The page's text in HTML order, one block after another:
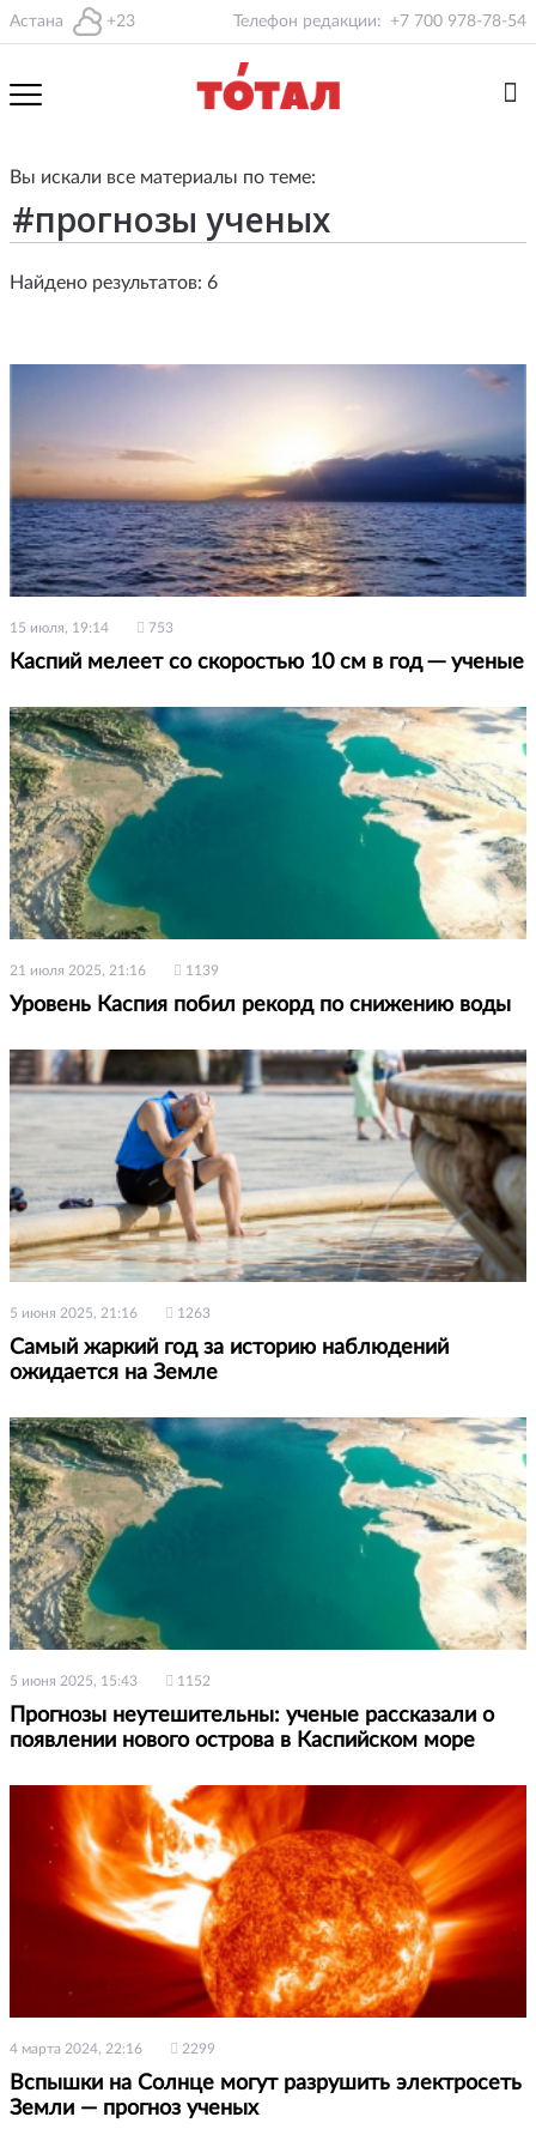
Астана +23 Телефон редакции: +7 700 978-78-54
Вы искали все материалы по теме:
Найдено результатов: 6
15 июля, 19:14 753
Каспий мелеет со скоростью 10 см в год ─ ученые
21 июля 2025, 21:16 1139
Уровень Каспия побил рекорд по снижению воды
5 июня 2025, 21:16 1263
Самый жаркий год за историю наблюдений
ожидается на Земле
5 июня 2025, 15:43 1152
Прогнозы неутешительны: ученые рассказали о
появлении нового острова в Каспийском море
4 марта 2024, 22:16 2299
Вспышки на Солнце могут разрушить электросеть
Земли — прогноз ученых